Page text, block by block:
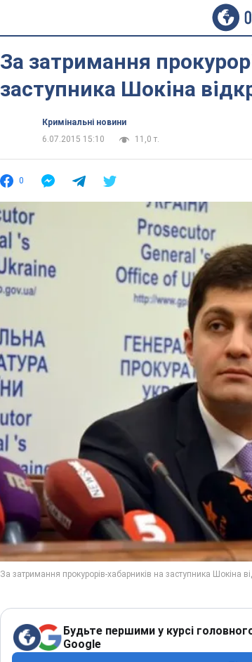
За затримання
заступника Шокіна
Кримінальні новини
6.07.2015 15:10
11,0 т.
0
Будьте першими у курсі
Google